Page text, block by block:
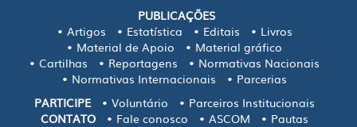
PUBLICAÇÕES
Artigos
Estatística Editais
Livros
Material de Apoio
Material gráfico
Cartilhas
Reportagens
Normativas Nacionais
Normativas Internacionais
Parcerias
PARTICIPE
Voluntário
Parceiros Institucionais
CONTATO
Fale conosco ASCOM
Pautas